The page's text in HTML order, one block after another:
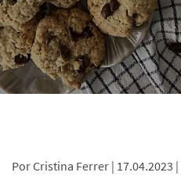
Por Cristina Ferrer | 17.04.2023 |